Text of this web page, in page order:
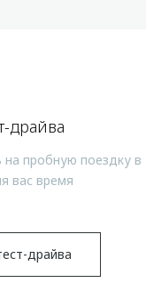
драйва
на пробную поездку в
вас время
драйва